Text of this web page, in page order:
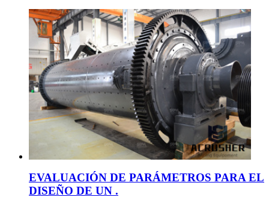
EVALUACIÓN DE PARÁMETROS PARA EL
DISEÑO DE UN .